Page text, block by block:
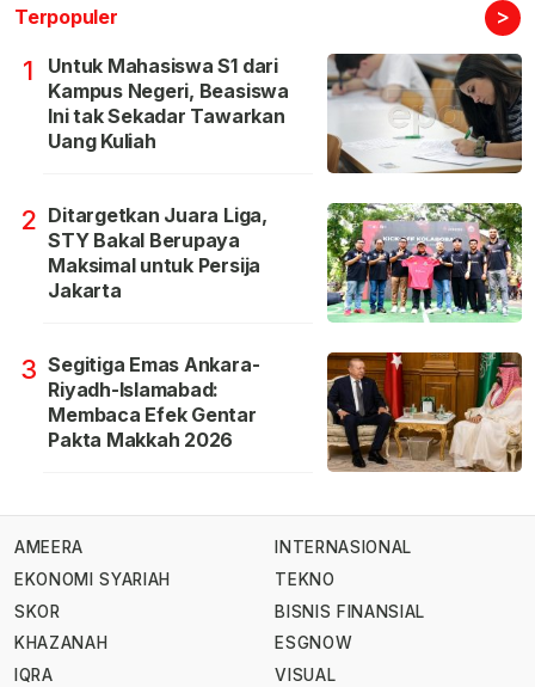
Terpopuler >
1
Untuk Mahasiswa S1 dari
Kampus Negeri, Beasiswa
Ini tak Sekadar Tawarkan
Uang Kuliah
2 Ditargetkan Juara Liga,
STY Bakal Berupaya
Maksimal untuk Persija
Jakarta
3 Segitiga Emas Ankara-
Riyadh-Islamabad:
Membaca Efek Gentar
Pakta Makkah 2026
AMEERA
EKONOMI SYARIAH
SKOR
KHAZANAH
IQRA
INTERNASIONAL
TEKNO
BISNIS FINANSIAL
ESGNOW
VISUAL